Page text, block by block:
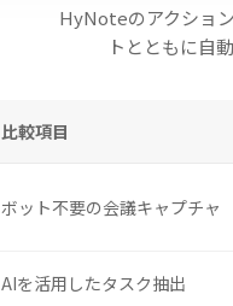
HyNoteのアクショ
トとともに自
比較項目
ボット不要の会議キャプチャ
AIを活用したタスク抽出